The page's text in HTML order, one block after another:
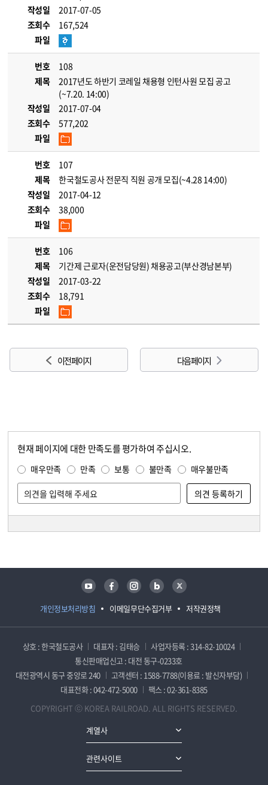
작성일
2017-07-05
조회수
167,524
파일
번호
108
제목
2017년도 하반기 코레일 채용형 인턴사원 모집 공고
(~7.20. 14:00)
작성일
2017-07-04
조회수
577,202
파일
번호
107
제목
한국철도공사 전문직 직원 공개 모집(~4.28 14:00)
작성일
2017-04-12
조회수
38,000
파일
번호
106
제목
기간제 근로자(운전담당원) 채용공고(부산경남본부)
작성일
2017-03-22
조회수
18,791
파일
이전 페이지 다음 페이지
현재 페이지에 대한 만족도를 평가하여 주십시오.
매우만족 만족 보통 불만족 매우불만족
개인정보처리방침 이메일무단수집거부 저작권정책
유튜브 페이스북 인스타그램 블로그 트위터
상호 : 한국철도공사 대표자 : 김태승
사업자등록 : 314-82-10024
통신판매업신고 : 대전 동구-0233호
대전광역시 동구 중앙로 240
고객센터 : 1588-7788(이용료 : 발신자부담)
대표전화 : 042-472-5000
팩스 : 02-361-8385
COPYRIGHT ⓒ KOREA RAILROAD. ALL RIGHTS RESERVED.
계열사
관련사이트